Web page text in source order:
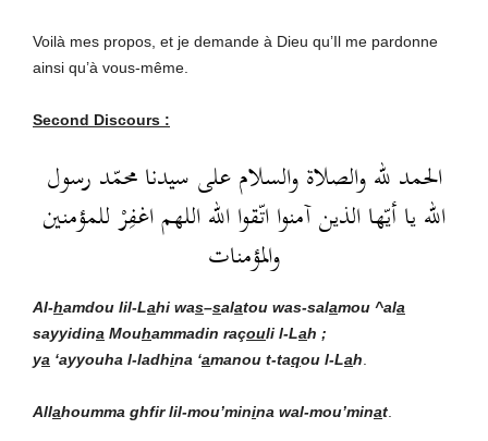
Voilà mes propos, et je demande à Dieu qu’Il me pardonne
ainsi qu’à vous-même.
Second Discours :
الحمد لله والصلاة والسلام على سيدنا محمّد رسول
الله يا أيّها الذين آمنوا اتّقوا الله اللهم اغفِرْ للمؤمنين
والمؤمنات
Al-hamdou lil-Lahi was–salatou was-salamou ^ala
sayyidina Mouhammadin raçouli l-Lah ;
ya ‘ayyouha l-ladhina ‘amanou t-taqou l-Lah.
Allahoumma ghfir lil-mou’minina wal-mou’minat.